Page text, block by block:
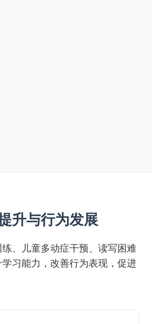
升与行为发展
、儿童多动症干预、读写困难
习能力，改善行为表现，促进